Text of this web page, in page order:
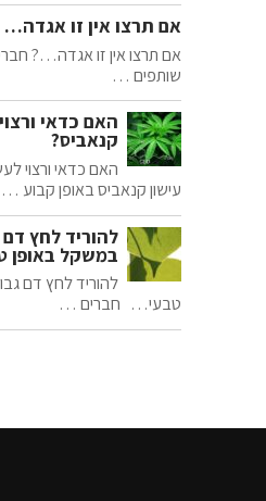
אם תרצו אין זו אגדה…
אם תרצו אין זו אגדה…?
שותפים …
האם כדאי
קנאביס?
האם כדאי ורצוי
עישון קנאביס באופן קבוע …
להוריד לחץ
במשקל באופן
להוריד לחץ דם
טבעי… חברים …